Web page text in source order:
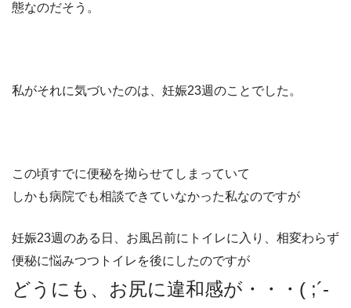
態なのだそう。
私がそれに気づいたのは、妊娠23週のことでした。
この頃すでに便秘を拗らせてしまっていて
しかも病院でも相談できていなかった私なのですが
妊娠23週のある日、お風呂前にトイレに入り、相変わらず
便秘に悩みつつトイレを後にしたのですが
どうにも、お尻に違和感が・・・( ;´-